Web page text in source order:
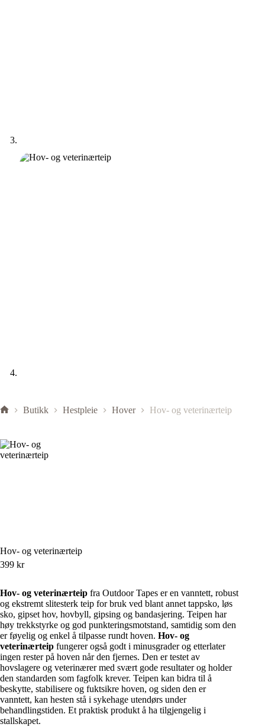
Butikk Hestpleie Hover Hov- og veterinærteip
Hov- og veterinærteip
399 kr
Hov- og veterinærteip fra Outdoor Tapes er en vanntett, robust
og ekstremt slitesterk teip for bruk ved blant annet tappsko, løs
sko, gipset hov, hovbyll, gipsing og bandasjering. Teipen har
høy trekkstyrke og god punkteringsmotstand, samtidig som den
er føyelig og enkel å tilpasse rundt hoven. Hov- og
veterinærteip fungerer også godt i minusgrader og etterlater
ingen rester på hoven når den fjernes. Den er testet av
hovslagere og veterinærer med svært gode resultater og holder
den standarden som fagfolk krever. Teipen kan bidra til å
beskytte, stabilisere og fuktsikre hoven, og siden den er
vanntett, kan hesten stå i sykehage utendørs under
behandlingstiden. Et praktisk produkt å ha tilgjengelig i
stallskapet.